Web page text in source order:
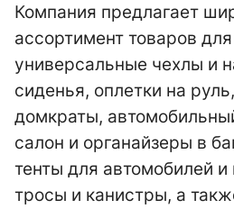
Компания предлагает
ассортимент товаров
универсальные чехлы и
сиденья, оплетки на
домкраты,
салон и органайзеры в
тенты для автомобилей и
тросы и канистры, а